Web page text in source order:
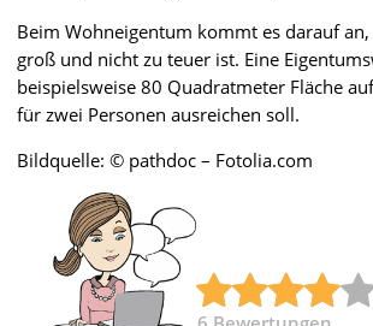
Beim Wohneigentum kommt es darauf an,
groß und nicht zu teuer ist. Eine
beispielsweise 80 Quadratmeter Fläche
für zwei Personen ausreichen soll.
Bildquelle: © pathdoc – Fotolia.com